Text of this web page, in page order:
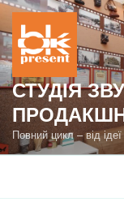
СТУДІЯ
ПРОДАКШН
Повний цикл – від